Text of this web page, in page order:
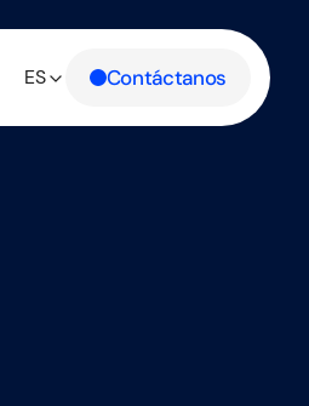
ES Contáctanos